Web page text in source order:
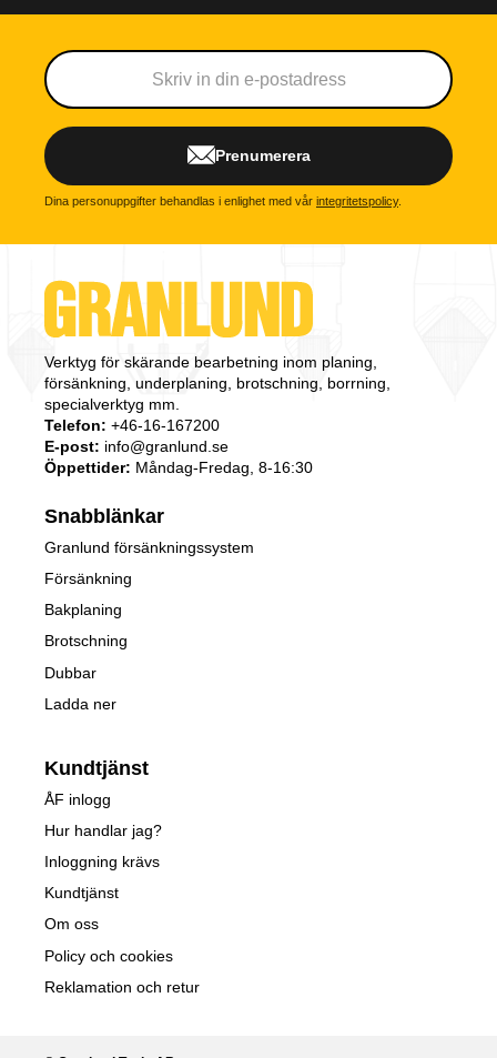
Prenumerera
Dina personuppgifter behandlas i enlighet med vår integritetspolicy.
Verktyg för skärande bearbetning inom planing,
försänkning, underplaning, brotschning, borrning,
specialverktyg mm.
Telefon: +46-16-167200
E-post: info@granlund.se
Öppettider: Måndag-Fredag, 8-16:30
Snabblänkar
Granlund försänkningssystem
Försänkning
Bakplaning
Brotschning
Dubbar
Ladda ner
Kundtjänst
ÅF inlogg
Hur handlar jag?
Inloggning krävs
Kundtjänst
Om oss
Policy och cookies
Reklamation och retur